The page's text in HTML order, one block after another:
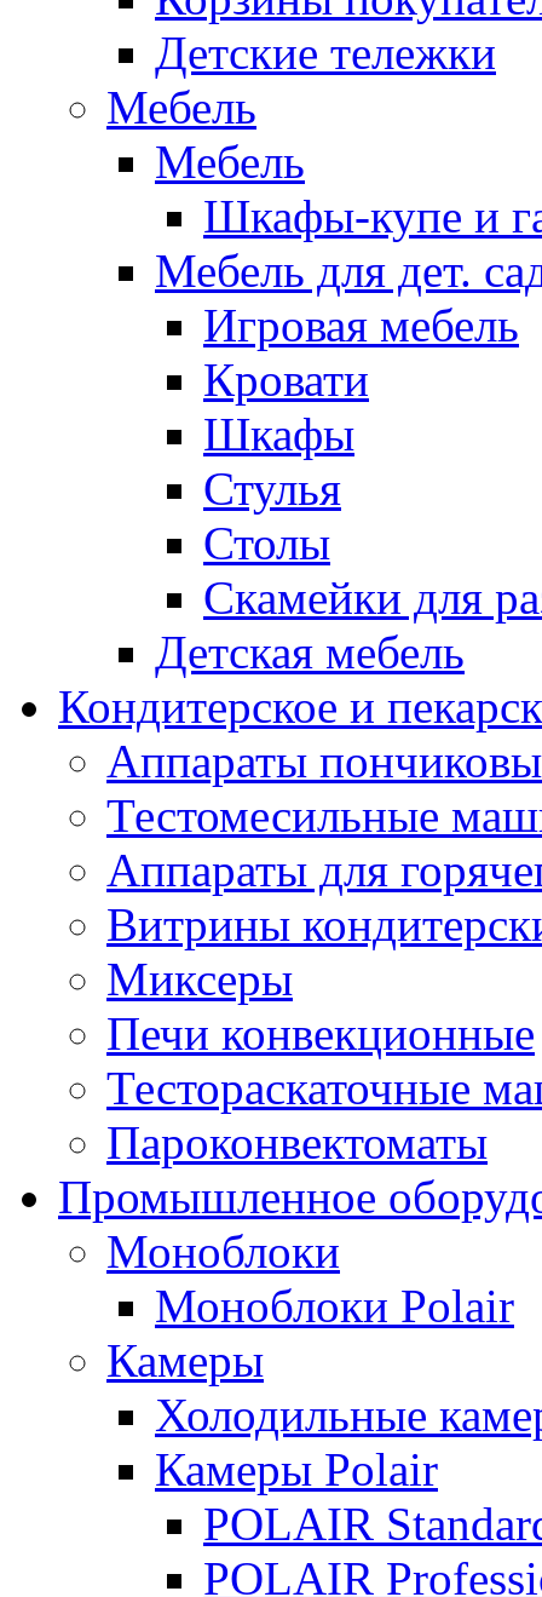
Детские тележки
Мебель
Мебель
Шкафы-купе и
Мебель для дет.
Игровая мебель
Кровати
Шкафы
Стулья
Столы
Скамейки для
Детская мебель
Кондитерское и
Аппараты
Тестомесильные
Аппараты для
Витрины
Миксеры
Печи конвекционные
Тестораскаточные
Пароконвектоматы
Промышленное
Моноблоки
Моноблоки Polair
Камеры
Холодильные
Камеры Polair
POLAIR
POLAIR